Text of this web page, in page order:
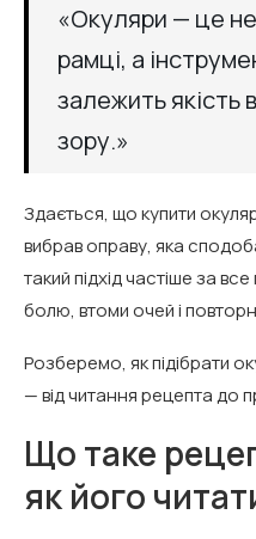
«Окуляри — це
рамці, а
залежить
зору.»
Здається, що купити
вибрав оправу, яка
такий підхід частіше за
болю, втоми очей і
Розберемо, як підібрати
— від читання рецепта до
Що таке
як його